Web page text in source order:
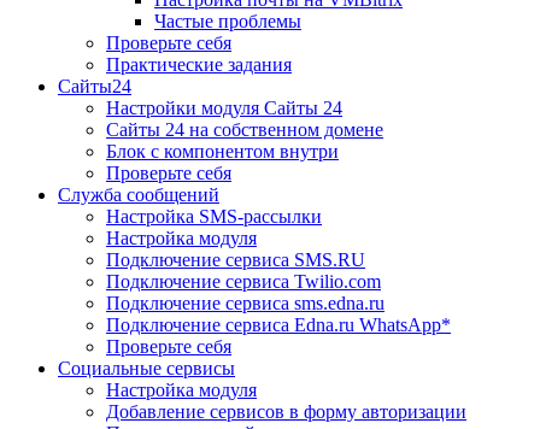
Частые проблемы
Проверьте себя
Практические задания
Сайты24
Настройки модуля Сайты 24
Сайты 24 на собственном домене
Блок с компонентом внутри
Проверьте себя
Служба сообщений
Настройка SMS-рассылки
Настройка модуля
Подключение сервиса SMS.RU
Подключение сервиса Twilio.com
Подключение сервиса sms.edna.ru
Подключение сервиса Edna.ru WhatsApp*
Проверьте себя
Социальные сервисы
Настройка модуля
Добавление сервисов в форму авторизации